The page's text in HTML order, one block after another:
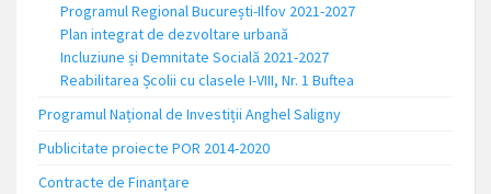
Programul Regional București-Ilfov 2021-2027
Plan integrat de dezvoltare urbană
Incluziune și Demnitate Socială 2021-2027
Reabilitarea Școlii cu clasele I-VIII, Nr. 1 Buftea
Programul Național de Investiții Anghel Saligny
Publicitate proiecte POR 2014-2020
Contracte de Finanțare